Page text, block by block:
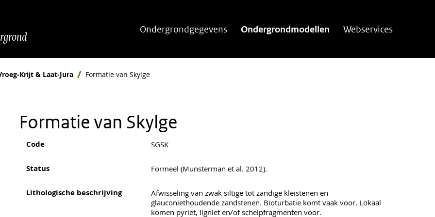
Ondergrondgegevens Ondergrondmodellen Webservices
Krijt & Laat-Jura Formatie van Skylge
Formatie van Skylge
Code SGSK
Status Formeel (Munsterman et al. 2012).
Lithologische beschrijving
Afwisseling van zwak siltige tot zandige kleistenen en
glauconiethoudende zandstenen. Bioturbatie komt vaak voor. Lokaal
komen pyriet, ligniet en/of schelpfragmenten voor.